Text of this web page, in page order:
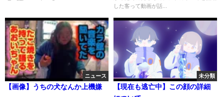
した客って動画が話...
ニュース
【画像】うちの犬なんか上機嫌
未分類
【現在も逃亡中】この顔の詳細